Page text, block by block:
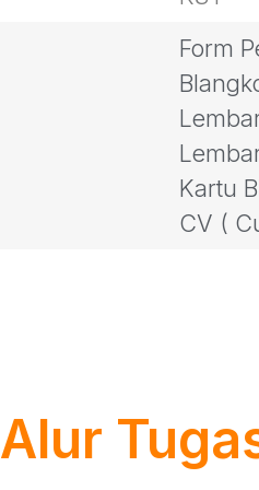
Form
Kartu
CV (
Alur